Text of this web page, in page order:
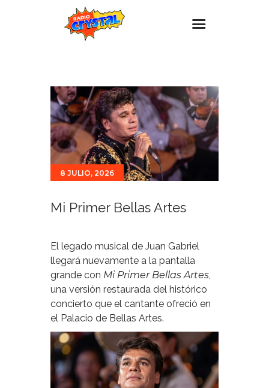
Estaciones
Eventos
Promociones
Noticias
Para ti
8 JULIO, 2026
Mi Primer Bellas Artes
El legado musical de Juan Gabriel
llegará nuevamente a la pantalla
grande con Mi Primer Bellas Artes
una versión restaurada del histórico
concierto que el cantante ofreció en
el Palacio de Bellas Artes.